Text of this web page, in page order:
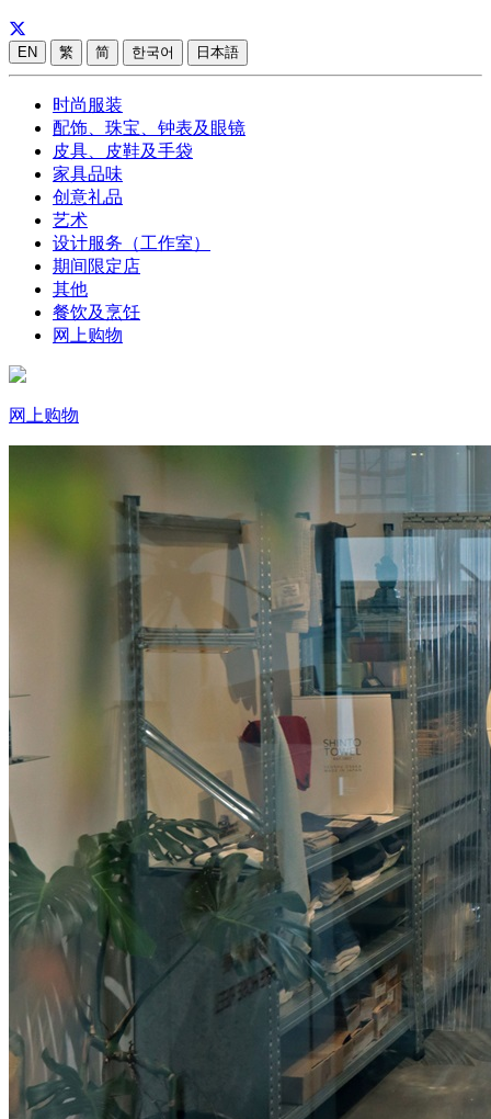
EN 繁 简 한국어 日本語
时尚服装
配饰、珠宝、钟表及眼镜
皮具、皮鞋及手袋
家具品味
创意礼品
艺术
设计服务（工作室）
期间限定店
其他
餐饮及烹饪
网上购物
网上购物